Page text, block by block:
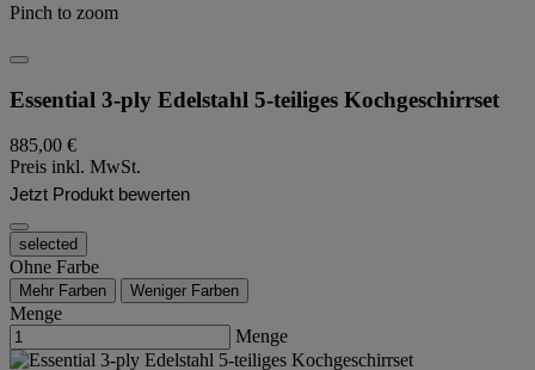
Pinch to zoom
Essential 3-ply Edelstahl 5-teiliges Kochgeschirrset
885,00 €
Preis inkl. MwSt.
Jetzt Produkt bewerten
selected
Ohne Farbe
Mehr Farben Weniger Farben
Menge
Menge